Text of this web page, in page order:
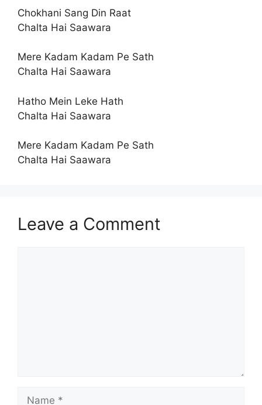
Chokhani Sang Din Raat
Chalta Hai Saawara
Mere Kadam Kadam Pe Sath
Chalta Hai Saawara
Hatho Mein Leke Hath
Chalta Hai Saawara
Mere Kadam Kadam Pe Sath
Chalta Hai Saawara
Leave a Comment
Name